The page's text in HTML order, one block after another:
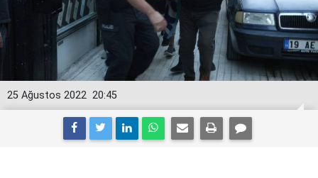
20:45
25 Ağustos 2022